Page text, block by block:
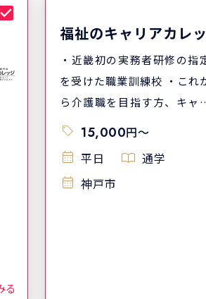
る
福祉のキャリアカレ
・近畿初の実務者研修の指
を受けた職業訓練校 ・これ
ら介護職を目指す方、キャ
アアップを目指す方におすす
め ・現場で活かせる資格や技
能が職業訓練中に取得できる
・現場経験豊富なプロの専門
15,000円〜
平日
通学
神戸市